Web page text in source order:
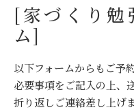
[家づくり勉
ム]
以下フォームからもご予
必要事項をご記入の上、
折り返しご連絡差し上げま